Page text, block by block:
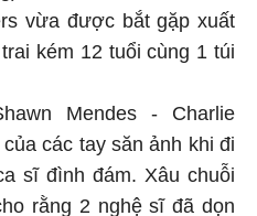
vừa được bắt gặp xuất
kém 12 tuổi cùng 1 túi
Mendes - Charlie
các tay săn ảnh khi đi
sĩ đình đám. Xâu chuỗi
rằng 2 nghệ sĩ đã dọn